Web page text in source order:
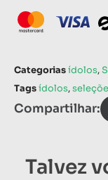
Categoriasídolos,
Tagsídolos,
Compartilhar:
Talvez